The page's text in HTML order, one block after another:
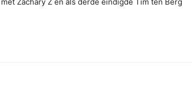
Zachary Z en als derde eindigde Tim ten Berg